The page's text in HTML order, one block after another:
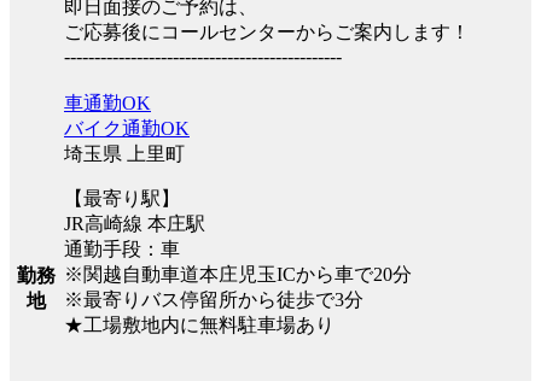
即日面接のご予約は、
ご応募後にコールセンターからご案内します！
----------------------------------------------
勤務
地
車通勤OK
バイク通勤OK
埼玉県 上里町
【最寄り駅】
JR高崎線 本庄駅
通勤手段：車
※関越自動車道本庄児玉ICから車で20分
※最寄りバス停留所から徒歩で3分
★工場敷地内に無料駐車場あり